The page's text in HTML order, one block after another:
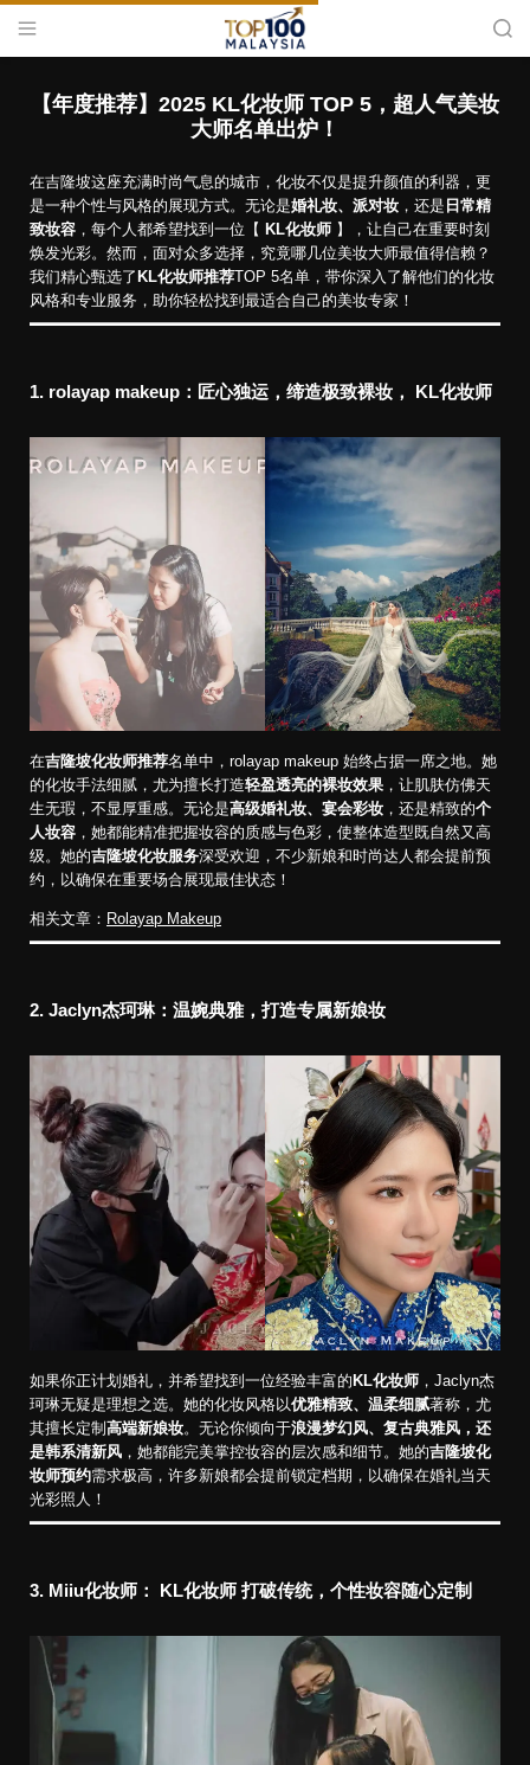
o
p
0
0
M
a
l
a
y
i
M
S
【年度推荐】2025 KL化妆师 TOP 5，超人气美妆
大师名单出炉！
在吉隆坡这座充满时尚气息的城市，化妆不仅是提升颜值的利器，更
是一种个性与风格的展现方式。无论是婚礼妆、派对妆 ，还是 日常精
致妆容 ，每个人都希望找到一位【 KL化妆师 】，让自己在重要时刻
焕发光彩。然而，面对众多选择，究竟哪几位美妆大师最值得信赖？
我们精心甄选了KL化妆师推荐TOP 5名单，带你深入了解他们的化妆
风格和专业服务，助你轻松找到最适合自己的美妆专家！
1. rolayap makeup：匠心独运，缔造极致裸妆 ， KL化妆师
在吉隆坡化妆师推荐名单中，rolayap makeup 始终占据一席之地。她
的化妆手法细腻，尤为擅长打造轻盈透亮的裸妆效果 ，让肌肤仿佛天
生无瑕，不显厚重感。无论是高级婚礼妆、宴会彩妆 ，还是精致的个
人妆容 ，她都能精准把握妆容的质感与色彩，使整体造型既自然又高
级。她的吉隆坡化妆服务深受欢迎，不少新娘和时尚达人都会提前预
约，以确保在重要场合展现最佳状态！
相关文章： Rolayap Makeup
2. Jaclyn杰珂琳：温婉典雅，打造专属新娘妆
如果你正计划婚礼，并希望找到一位经验丰富的 KL化妆师 ，Jaclyn杰
珂琳无疑是理想之选。她的化妆风格以优雅精致、温柔细腻著称，尤
其擅长定制 高端新娘妆。无论你倾向于浪漫梦幻风、复古典雅风，还
是韩系清新风 ，她都能完美掌控妆容的层次感和细节。她的吉隆坡化
妆师预约需求极高，许多新娘都会提前锁定档期，以确保在婚礼当天
光彩照人！
3. Miiu化妆师： KL化妆师 打破传统，个性妆容随心定制